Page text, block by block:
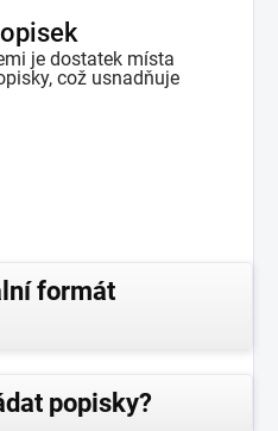
je dostatek místa
což usnadňuje
formát
popisky?